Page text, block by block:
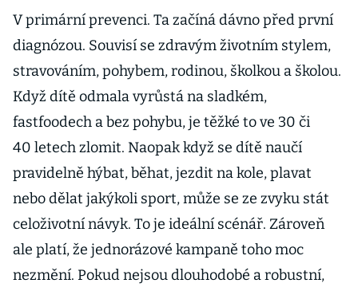
V primární prevenci. Ta začíná dávno před první
diagnózou. Souvisí se zdravým životním stylem,
stravováním, pohybem, rodinou, školkou a školou.
Když dítě odmala vyrůstá na sladkém,
fastfoodech a bez pohybu, je těžké to ve 30 či
40 letech zlomit. Naopak když se dítě naučí
pravidelně hýbat, běhat, jezdit na kole, plavat
nebo dělat jakýkoli sport, může se ze zvyku stát
celoživotní návyk. To je ideální scénář. Zároveň
ale platí, že jednorázové kampaně toho moc
nezmění. Pokud nejsou dlouhodobé a robustní,